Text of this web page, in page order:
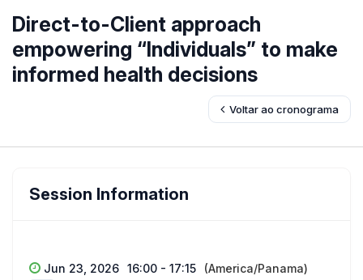
Direct-to-Client approach
empowering “Individuals” to make
informed health decisions
Voltar ao cronograma
Session Information
Jun 23, 2026 16:00 - 17:15 (America/Panama)